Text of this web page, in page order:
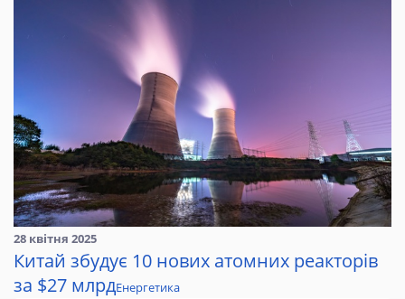
28 квітня 2025
Китай збудує 10 нових атомних реакторів
за $27 млрдЕнергетика